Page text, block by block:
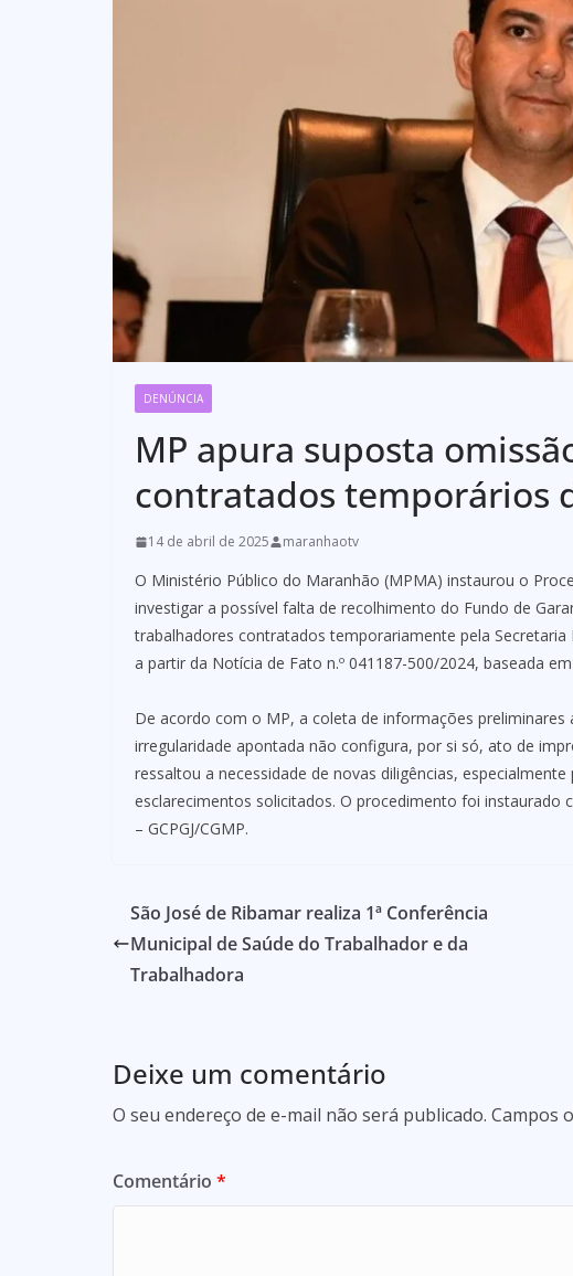
DENÚNCIA
MP apura suposta
contratados temporários
14 de abril de 2025 maranhaotv
O Ministério Público do Maranhão (MPMA) instaurou o
investigar a possível falta de recolhimento do Fundo de
trabalhadores contratados temporariamente pela Secretaria
a partir da Notícia de Fato n.º 041187-500/2024, baseada
De acordo com o MP, a coleta de informações
irregularidade apontada não configura, por si só, ato de
ressaltou a necessidade de novas diligências,
esclarecimentos solicitados. O procedimento foi instaurado
– GCPGJ/CGMP.
São José de Ribamar realiza 1ª Conferência
Municipal de Saúde do Trabalhador e da
Trabalhadora
Deixe um comentário
O seu endereço de e-mail não será publicado. Campos
Comentário *